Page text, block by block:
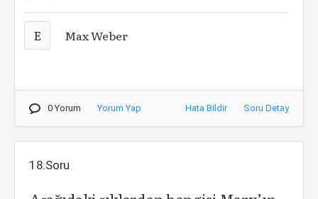
E Max Weber
0 Yorum Yorum Yap Hata Bildir Soru Detay
18.Soru